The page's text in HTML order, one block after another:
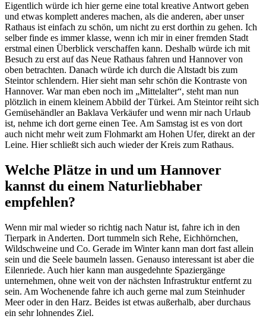
Eigentlich würde ich hier gerne eine total kreative Antwort geben
und etwas komplett anderes machen, als die anderen, aber unser
Rathaus ist einfach zu schön, um nicht zu erst dorthin zu gehen. Ich
selber finde es immer klasse, wenn ich mir in einer fremden Stadt
erstmal einen Überblick verschaffen kann. Deshalb würde ich mit
Besuch zu erst auf das Neue Rathaus fahren und Hannover von
oben betrachten. Danach würde ich durch die Altstadt bis zum
Steintor schlendern. Hier sieht man sehr schön die Kontraste von
Hannover. War man eben noch im „Mittelalter“, steht man nun
plötzlich in einem kleinem Abbild der Türkei. Am Steintor reiht sich
Gemüsehändler an Baklava Verkäufer und wenn mir nach Urlaub
ist, nehme ich dort gerne einen Tee. Am Samstag ist es von dort
auch nicht mehr weit zum Flohmarkt am Hohen Ufer, direkt an der
Leine. Hier schließt sich auch wieder der Kreis zum Rathaus.
Welche Plätze in und um Hannover
kannst du einem Naturliebhaber
empfehlen?
Wenn mir mal wieder so richtig nach Natur ist, fahre ich in den
Tierpark in Anderten. Dort tummeln sich Rehe, Eichhörnchen,
Wildschweine und Co. Gerade im Winter kann man dort fast allein
sein und die Seele baumeln lassen. Genauso interessant ist aber die
Eilenriede. Auch hier kann man ausgedehnte Spaziergänge
unternehmen, ohne weit von der nächsten Infrastruktur entfernt zu
sein. Am Wochenende fahre ich auch gerne mal zum Steinhuder
Meer oder in den Harz. Beides ist etwas außerhalb, aber durchaus
ein sehr lohnendes Ziel.